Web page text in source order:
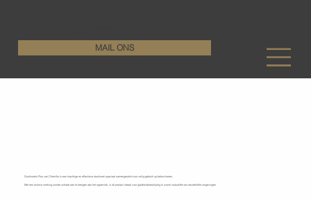
MAIL ONS
Dooikorrels Plus van Chemifor is een krachtige en effectieve dooikorrel speciaal samengesteld voor veilig gebruik op betonvloeren.
Met een actieve werking zonder schade aan te brengen aan het oppervlak, is dit product ideaal voor gladheidsbestrijding in zowel industriële als residentiële omgevingen.